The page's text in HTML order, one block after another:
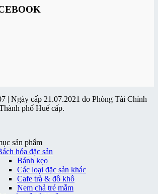
| Ngày cấp 21.07.2021 do Phòng Tài Chính
phố Huế cấp.
sản phẩm
hóa đặc sản
Bánh kẹo
Các loại đặc sản khác
Cafe trà & đồ khô
Nem chả tré mắm